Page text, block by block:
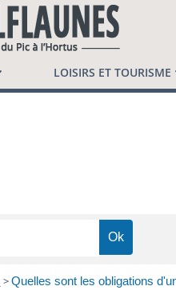
LOISIRS ET TOURISME
> Quelles sont les obligations